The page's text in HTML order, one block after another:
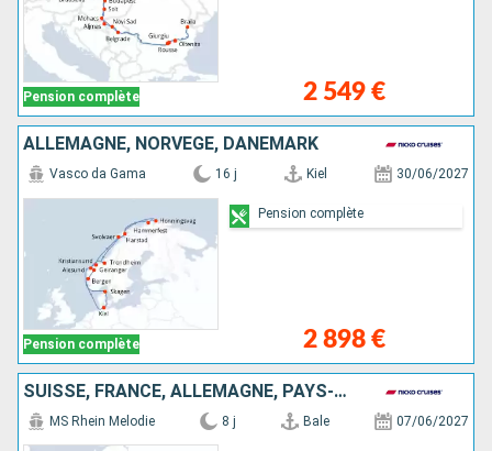
Pension complète 2 549 €
ALLEMAGNE, NORVÈGE, DANEMARK
Pension complète
Vasco da Gama 16 j Kiel 30/06/2027
2 898 €
Pension complète
SUISSE, FRANCE, ALLEMAGNE, PAYS-BAS
MS Rhein Melodie 8 j Bale 07/06/2027